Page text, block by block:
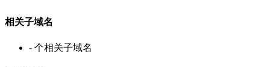
相关子域名
- 个相关子域名